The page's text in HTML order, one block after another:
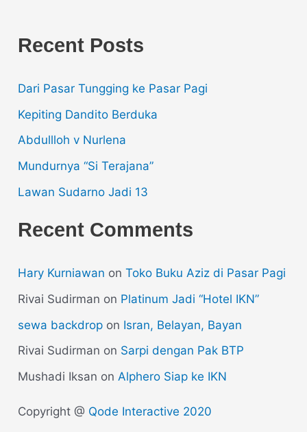
Recent Posts
Dari Pasar Tungging ke Pasar Pagi
Kepiting Dandito Berduka
Abdullloh v Nurlena
Mundurnya “Si Terajana”
Lawan Sudarno Jadi 13
Recent Comments
Hary Kurniawan onToko Buku Aziz di Pasar Pagi
Rivai Sudirman on Platinum Jadi “Hotel IKN”
sewa backdrop on Isran, Belayan, Bayan
Rivai Sudirman on Sarpi dengan Pak BTP
Mushadi Iksan onAlphero Siap ke IKN
Copyright @ Qode Interactive 2020